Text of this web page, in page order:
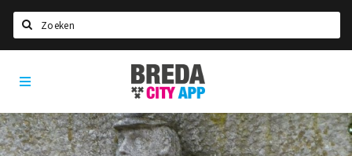
Home
Agenda
Deals
Breda
City
App